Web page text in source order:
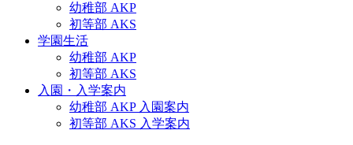
幼稚部 AKP
初等部 AKS
学園生活
幼稚部 AKP
初等部 AKS
入園・入学案内
幼稚部 AKP 入園案内
初等部 AKS 入学案内